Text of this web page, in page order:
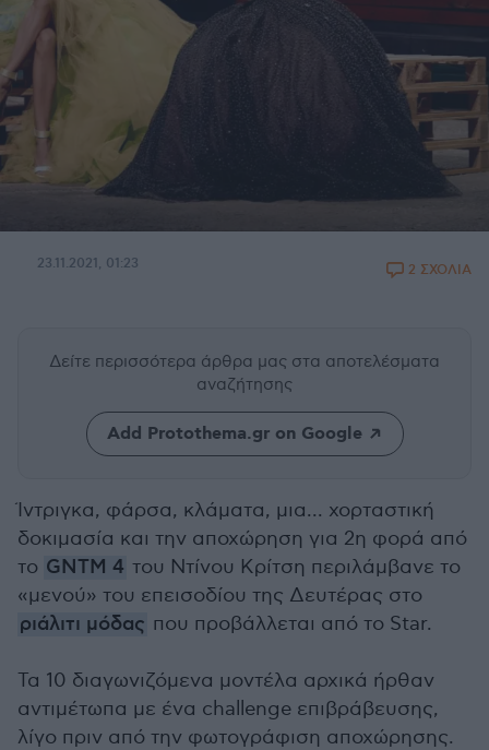
23.11.2021, 01:23 2 ΣΧΟΛΙΑ
Δείτε περισσότερα άρθρα μας στα αποτελέσματα
αναζήτησης
Add Protothema.gr on Google
Ίντριγκα, φάρσα, κλάματα, μια... χορταστική
δοκιμασία και την αποχώρηση για 2η φορά από
το GNTM 4 του Ντίνου Κρίτση περιλάμβανε το
«μενού» του επεισοδίου της Δευτέρας στο
ριάλιτι μόδας που προβάλλεται από το Star.
Τα 10 διαγωνιζόμενα μοντέλα αρχικά ήρθαν
αντιμέτωπα με ένα challenge επιβράβευσης,
λίγο πριν από την φωτογράφιση αποχώρησης.